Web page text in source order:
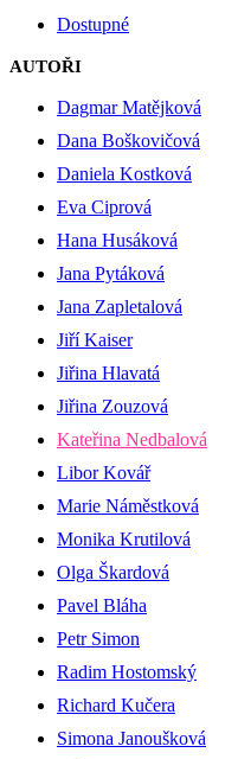
Dostupné
AUTOŘI
Dagmar Matějková
Dana Boškovičová
Daniela Kostková
Eva Ciprová
Hana Husáková
Jana Pytáková
Jana Zapletalová
Jiří Kaiser
Jiřina Hlavatá
Jiřina Zouzová
Kateřina Nedbalová
Libor Kovář
Marie Náměstková
Monika Krutilová
Olga Škardová
Pavel Bláha
Petr Simon
Radim Hostomský
Richard Kučera
Simona Janoušková